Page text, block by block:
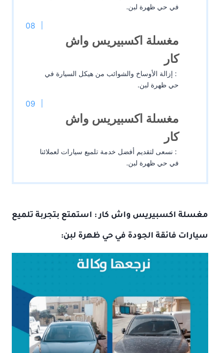
في حي ظهرة لبن.
مغسلة اكسبيريس واش
كار
: إزالة الأوساخ والشوائب من هيكل السيارة في
حي ظهرة لبن.
مغسلة اكسبيريس واش
كار
: نسعى لتقديم أفضل خدمة تلميع سيارات لعملائنا
في حي ظهرة لبن.
مغسلة اكسبيريس واش كار : استمتع بتجربة تلميع
سيارات فائقة الجودة في حي ظهرة لبن: